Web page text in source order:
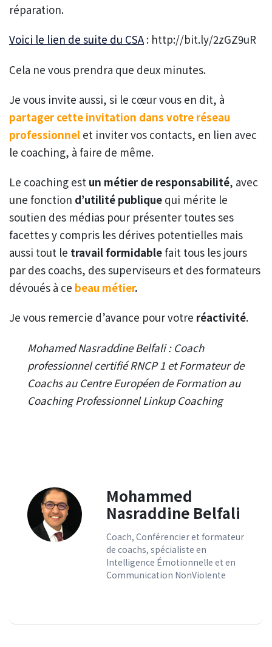
réparation.
Voici le lien de suite du CSA: http://bit.ly/2zGZ9uR
Cela ne vous prendra que deux minutes.
Je vous invite aussi, si le cœur vous en dit, à
partager cette invitation dans votre réseau
professionnel et inviter vos contacts, en lien avec
le coaching, à faire de même.
Le coaching est un métier de responsabilité, avec
une fonction d’utilité publique qui mérite le
soutien des médias pour présenter toutes ses
facettes y compris les dérives potentielles mais
aussi tout le travail formidablefait tous les jours
par des coachs, des superviseurs et des formateurs
dévoués à ce beau métier.
Je vous remercie d’avance pour votre réactivité.
Mohamed Nasraddine Belfali : Coach
professionnel certifié RNCP 1 et Formateur de
Coachs au Centre Européen de Formation au
Coaching Professionnel Linkup Coaching
Mohammed
Nasraddine Belfali
Coach, Conférencier et formateur
de coachs, spécialiste en
Intelligence Émotionnelle et en
Communication NonViolente